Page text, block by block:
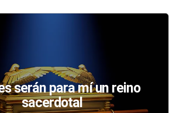
serán para mí un reino
sacerdotal